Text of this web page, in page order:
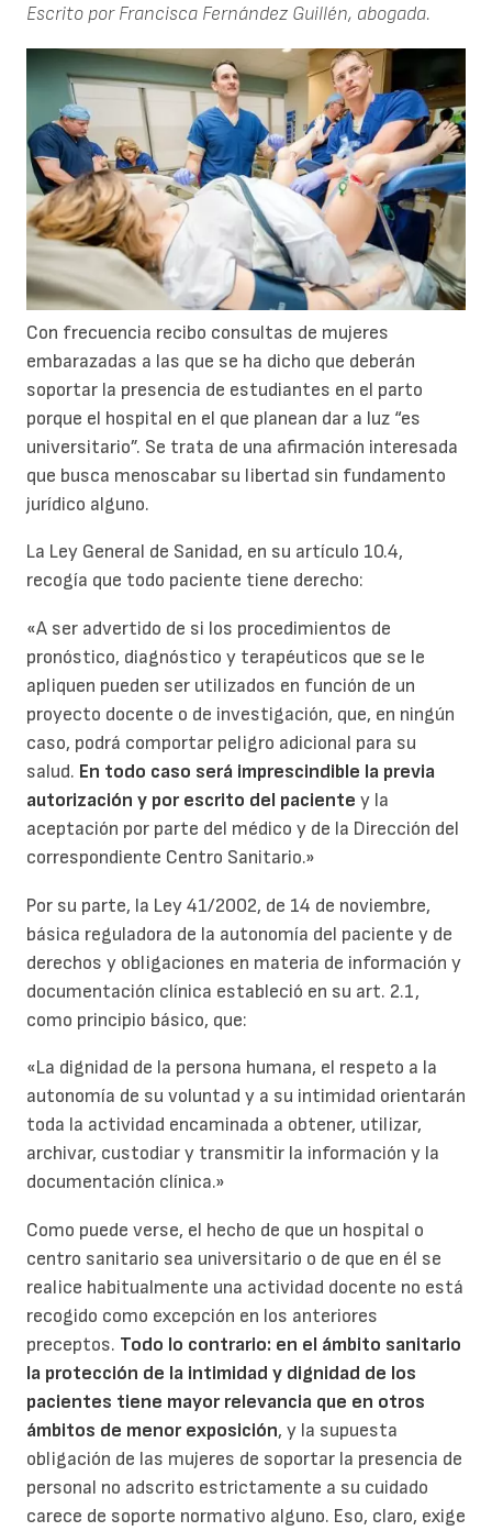
Escrito por Francisca Fernández Guillén, abogada.
Con frecuencia recibo consultas de mujeres
embarazadas a las que se ha dicho que deberán
soportar la presencia de estudiantes en el parto
porque el hospital en el que planean dar a luz “es
universitario”. Se trata de una afirmación interesada
que busca menoscabar su libertad sin fundamento
jurídico alguno.
La Ley General de Sanidad, en su artículo 10.4,
recogía que todo paciente tiene derecho:
«A ser advertido de si los procedimientos de
pronóstico, diagnóstico y terapéuticos que se le
apliquen pueden ser utilizados en función de un
proyecto docente o de investigación, que, en ningún
caso, podrá comportar peligro adicional para su
salud. En todo caso será imprescindible la previa
autorización y por escrito del paciente y la
aceptación por parte del médico y de la Dirección del
correspondiente Centro Sanitario.»
Por su parte, la Ley 41/2002, de 14 de noviembre,
básica reguladora de la autonomía del paciente y de
derechos y obligaciones en materia de información y
documentación clínica estableció en su art. 2.1,
como principio básico, que:
«La dignidad de la persona humana, el respeto a la
autonomía de su voluntad y a su intimidad orientarán
toda la actividad encaminada a obtener, utilizar,
archivar, custodiar y transmitir la información y la
documentación clínica.»
Como puede verse, el hecho de que un hospital o
centro sanitario sea universitario o de que en él se
realice habitualmente una actividad docente no está
recogido como excepción en los anteriores
preceptos. Todo lo contrario: en el ámbito sanitario
la protección de la intimidad y dignidad de los
pacientes tiene mayor relevancia que en otros
ámbitos de menor exposición, y la supuesta
obligación de las mujeres de soportar la presencia de
personal no adscrito estrictamente a su cuidado
carece de soporte normativo alguno. Eso, claro, exige